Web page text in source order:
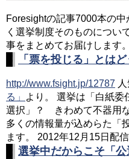
Foresightの記事7000本の
く選挙制度そのものについ
事をまとめてお届けします。
「票を投じる」とは
http://www.fsight.jp/12787
る」
より。 選挙は「白紙
選択」？ きわめて不器用
多くの情報量が込めらた「
ます。 2012年12月15日配信
選挙中だからこそ「